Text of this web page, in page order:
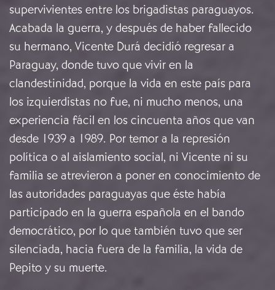
supervivientes entre los brigadistas paraguayos.
Acabada la guerra, y después de haber fallecido
su hermano, Vicente Durá decidió regresar a
Paraguay, donde tuvo que vivir en la
clandestinidad, porque la vida en este país para
los izquierdistas no fue, ni mucho menos, una
experiencia fácil en los cincuenta años que van
desde 1939 a 1989. Por temor a la represión
política o al aislamiento social, ni Vicente ni su
familia se atrevieron a poner en conocimiento de
las autoridades paraguayas que éste había
participado en la guerra española en el bando
democrático, por lo que también tuvo que ser
silenciada, hacia fuera de la familia, la vida de
Pepito y su muerte.